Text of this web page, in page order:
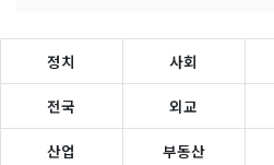
정치 사회
전국 외교
산업 부동산